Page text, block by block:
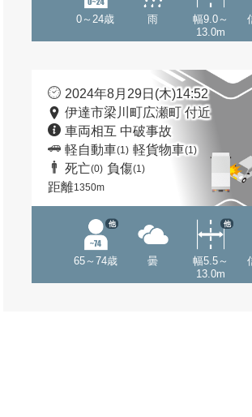
0～24歳 雨
幅9.0～
13.0m
2024年8月29日(木)14:52
伊達市梁川町広瀬町 付近
車両相互 中破事故
軽自動車(1) 軽貨物車(1)
死亡(0) 負傷(1)
距離1350m
65～74歳
他
曇
幅5.5～
13.0m
他